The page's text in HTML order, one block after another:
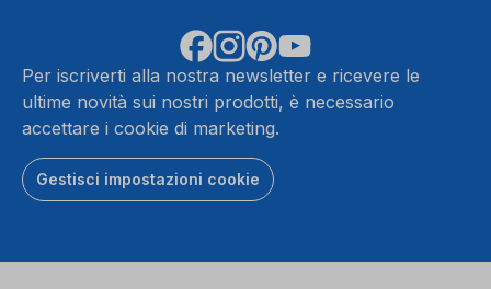
informazioni
Accetta
powered
by
Usercentrics
Per iscriverti alla nostra newsletter e ricevere le
ultime novità sui nostri prodotti, è necessario
accettare i cookie di marketing.
Gestisci impostazioni cookie